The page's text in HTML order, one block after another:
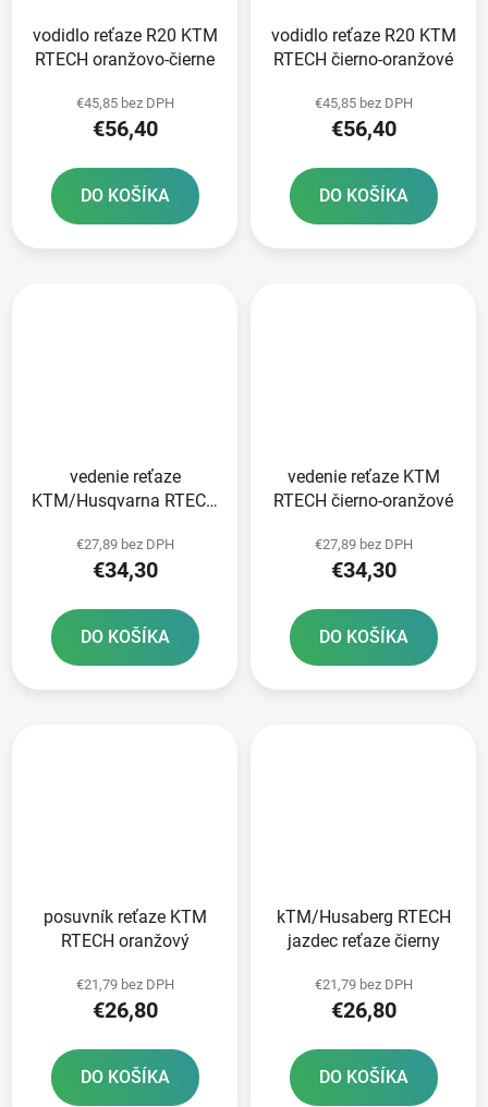
vodidlo reťaze R20 KTM
RTECH oranžovo-čierne
€45,85 bez DPH
€56,40
DO KOŠÍKA
vodidlo reťaze R20 KTM
RTECH čierno-oranžové
€45,85 bez DPH
€56,40
DO KOŠÍKA
vedenie reťaze
KTM/Husqvarna RTECH
€27,89 bez DPH
€34,30
DO KOŠÍKA
vedenie reťaze KTM
RTECH čierno-oranžové
€27,89 bez DPH
€34,30
DO KOŠÍKA
posuvník reťaze KTM
RTECH oranžový
€21,79 bez DPH
€26,80
DO KOŠÍKA
kTM/Husaberg RTECH
jazdec reťaze čierny
€21,79 bez DPH
€26,80
DO KOŠÍKA